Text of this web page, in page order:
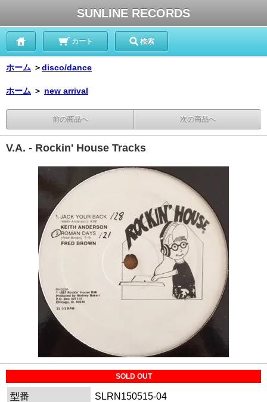
SUNLINE RECORDS
カート 検索
ホーム ＞disco/dance
ホーム ＞ new arrival
前の商品へ 次の商品へ
V.A. - Rockin' House Tracks
SOLD OUT
型番
SLRN150515-04